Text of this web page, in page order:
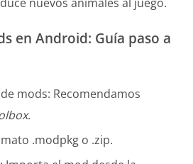
en Android: Guía paso a
mods: Recomendamos
.
.modpkg o .zip.